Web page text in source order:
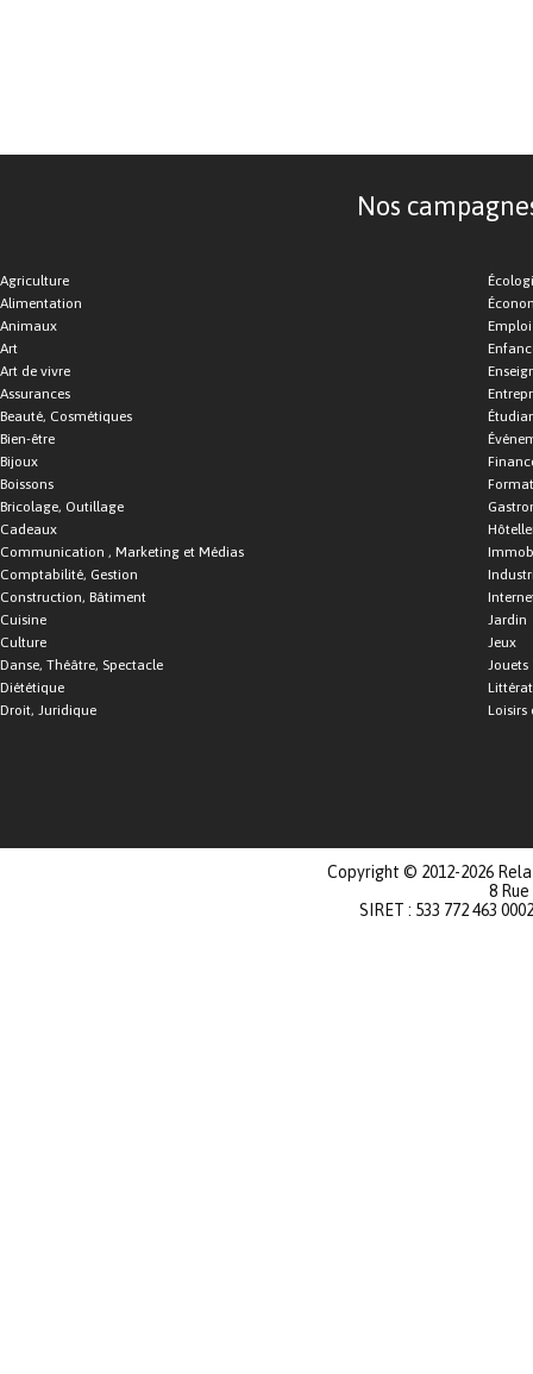
Nos
Agriculture
Alimentation
Animaux
Art
Art de vivre
Assurances
Beauté, Cosmétiques
Bien-être
Bijoux
Boissons
Bricolage, Outillage
Cadeaux
Communication , Marketing et Médias
Comptabilité, Gestion
Construction, Bâtiment
Cuisine
Culture
Danse, Théâtre, Spectacle
Diététique
Droit, Juridique
Emploi
Jardin
Jeux
Jouets
Loisirs
Copyright © 2012-2026
8
SIRET : 533 772 463